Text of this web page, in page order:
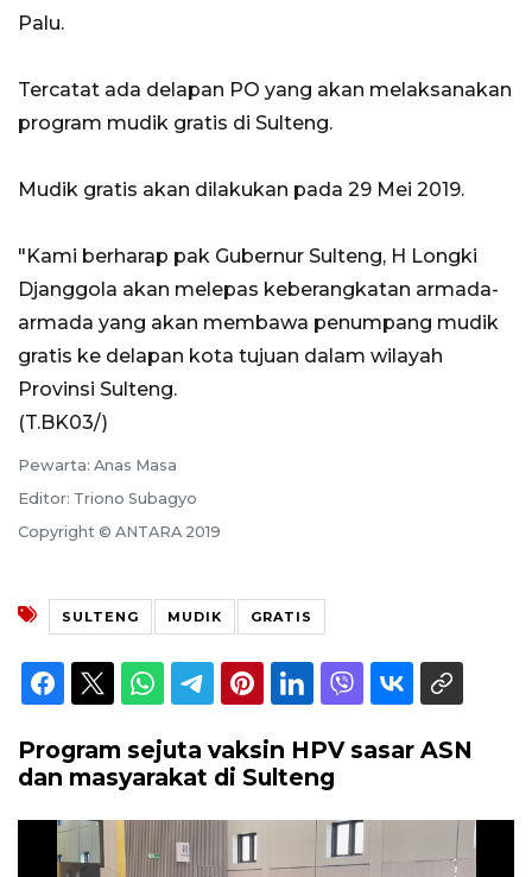
Palu.
Tercatat ada delapan PO yang akan melaksanakan
program mudik gratis di Sulteng.
Mudik gratis akan dilakukan pada 29 Mei 2019.
"Kami berharap pak Gubernur Sulteng, H Longki
Djanggola akan melepas keberangkatan armada-
armada yang akan membawa penumpang mudik
gratis ke delapan kota tujuan dalam wilayah
Provinsi Sulteng.
(T.BK03/)
Pewarta: Anas Masa
Editor: Triono Subagyo
Copyright © ANTARA 2019
SULTENG MUDIK GRATIS
Program sejuta vaksin HPV sasar ASN
dan masyarakat di Sulteng